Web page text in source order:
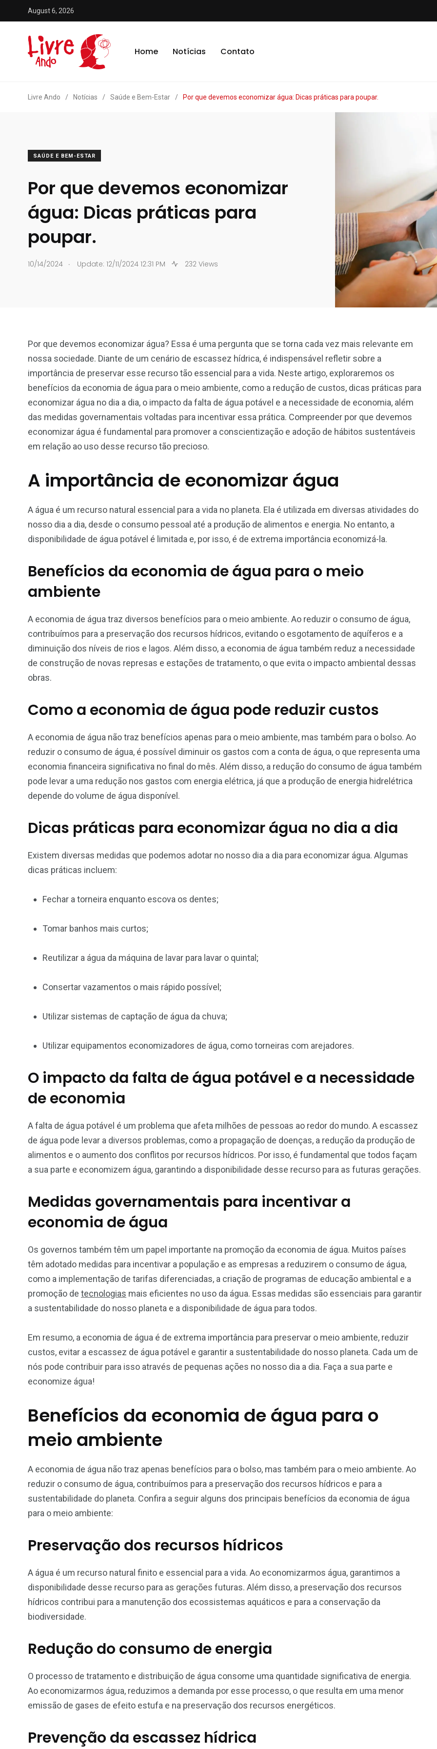
August 6, 2026
Home Notícias Contato
Livre Ando / Notícias / Saúde e Bem-Estar / Por que devemos economizar água: Dicas práticas para poupar.
SAÚDE E BEM-ESTAR
Por que devemos economizar
água: Dicas práticas para
poupar.
10/14/2024 . Update: 12/11/2024 12:31 PM 232 Views
Por que devemos economizar água? Essa é uma pergunta que se torna cada vez mais relevante em
nossa sociedade. Diante de um cenário de escassez hídrica, é indispensável refletir sobre a
importância de preservar esse recurso tão essencial para a vida. Neste artigo, exploraremos os
benefícios da economia de água para o meio ambiente, como a redução de custos, dicas práticas para
economizar água no dia a dia, o impacto da falta de água potável e a necessidade de economia, além
das medidas governamentais voltadas para incentivar essa prática. Compreender por que devemos
economizar água é fundamental para promover a conscientização e adoção de hábitos sustentáveis
em relação ao uso desse recurso tão precioso.
A importância de economizar água
A água é um recurso natural essencial para a vida no planeta. Ela é utilizada em diversas atividades do
nosso dia a dia, desde o consumo pessoal até a produção de alimentos e energia. No entanto, a
disponibilidade de água potável é limitada e, por isso, é de extrema importância economizá-la.
Benefícios da economia de água para o meio
ambiente
A economia de água traz diversos benefícios para o meio ambiente. Ao reduzir o consumo de água,
contribuímos para a preservação dos recursos hídricos, evitando o esgotamento de aquíferos e a
diminuição dos níveis de rios e lagos. Além disso, a economia de água também reduz a necessidade
de construção de novas represas e estações de tratamento, o que evita o impacto ambiental dessas
obras.
Como a economia de água pode reduzir custos
A economia de água não traz benefícios apenas para o meio ambiente, mas também para o bolso. Ao
reduzir o consumo de água, é possível diminuir os gastos com a conta de água, o que representa uma
economia financeira significativa no final do mês. Além disso, a redução do consumo de água também
pode levar a uma redução nos gastos com energia elétrica, já que a produção de energia hidrelétrica
depende do volume de água disponível.
Dicas práticas para economizar água no dia a dia
Existem diversas medidas que podemos adotar no nosso dia a dia para economizar água. Algumas
dicas práticas incluem:
Fechar a torneira enquanto escova os dentes;
Tomar banhos mais curtos;
Reutilizar a água da máquina de lavar para lavar o quintal;
Consertar vazamentos o mais rápido possível;
Utilizar sistemas de captação de água da chuva;
Utilizar equipamentos economizadores de água, como torneiras com arejadores.
O impacto da falta de água potável e a necessidade
de economia
A falta de água potável é um problema que afeta milhões de pessoas ao redor do mundo. A escassez
de água pode levar a diversos problemas, como a propagação de doenças, a redução da produção de
alimentos e o aumento dos conflitos por recursos hídricos. Por isso, é fundamental que todos façam
a sua parte e economizem água, garantindo a disponibilidade desse recurso para as futuras gerações.
Medidas governamentais para incentivar a
economia de água
Os governos também têm um papel importante na promoção da economia de água. Muitos países
têm adotado medidas para incentivar a população e as empresas a reduzirem o consumo de água,
como a implementação de tarifas diferenciadas, a criação de programas de educação ambiental e a
promoção de tecnologias mais eficientes no uso da água. Essas medidas são essenciais para garantir
a sustentabilidade do nosso planeta e a disponibilidade de água para todos.
Em resumo, a economia de água é de extrema importância para preservar o meio ambiente, reduzir
custos, evitar a escassez de água potável e garantir a sustentabilidade do nosso planeta. Cada um de
nós pode contribuir para isso através de pequenas ações no nosso dia a dia. Faça a sua parte e
economize água!
Benefícios da economia de água para o
meio ambiente
A economia de água não traz apenas benefícios para o bolso, mas também para o meio ambiente. Ao
reduzir o consumo de água, contribuímos para a preservação dos recursos hídricos e para a
sustentabilidade do planeta. Confira a seguir alguns dos principais benefícios da economia de água
para o meio ambiente:
Preservação dos recursos hídricos
A água é um recurso natural finito e essencial para a vida. Ao economizarmos água, garantimos a
disponibilidade desse recurso para as gerações futuras. Além disso, a preservação dos recursos
hídricos contribui para a manutenção dos ecossistemas aquáticos e para a conservação da
biodiversidade.
Redução do consumo de energia
O processo de tratamento e distribuição de água consome uma quantidade significativa de energia.
Ao economizarmos água, reduzimos a demanda por esse processo, o que resulta em uma menor
emissão de gases de efeito estufa e na preservação dos recursos energéticos.
Prevenção da escassez hídrica